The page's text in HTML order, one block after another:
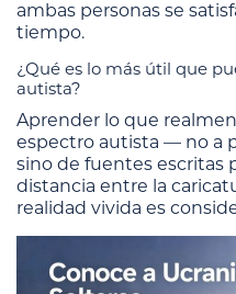
ambas personas se
tiempo.
¿Qué es lo más útil que
autista?
Aprender lo que
espectro autista — no a
sino de fuentes escritas
distancia entre la
realidad vivida es